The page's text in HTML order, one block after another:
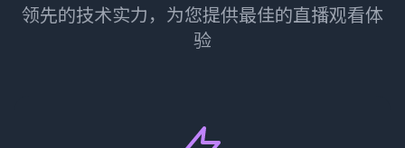
领先的技术实力，为您提供最佳的直播观看体
验